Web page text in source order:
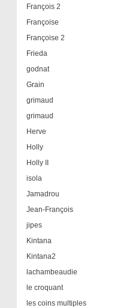
François 2
Françoise
Françoise 2
Frieda
godnat
Grain
grimaud
grimaud
Herve
Holly
Holly II
isola
Jamadrou
Jean-François
jipes
Kintana
Kintana2
lachambeaudie
le croquant
les coins multiples